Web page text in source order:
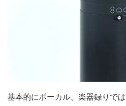
基本的にボーカル、楽器録りで